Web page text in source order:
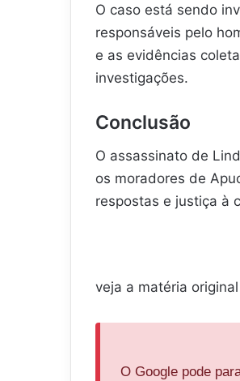
O caso está sendo
responsáveis pelo
e as evidências
investigações.
Conclusão
O assassinato de
os moradores de
respostas e justiça à
veja a matéria
O Google pode